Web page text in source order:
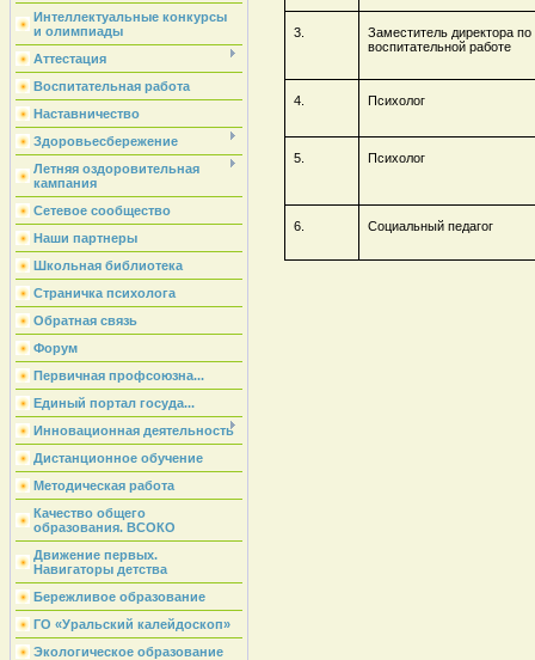
Интеллектуальные конкурсы
и олимпиады
Аттестация
Воспитательная работа
Наставничество
Здоровьесбережение
Летняя оздоровительная
кампания
Сетевое сообщество
Наши партнеры
Школьная библиотека
Страничка психолога
Обратная связь
Форум
Первичная профсоюзна...
Единый портал госуда...
Инновационная деятельность
Дистанционное обучение
Методическая работа
Качество общего
образования. ВСОКО
Движение первых.
Навигаторы детства
Бережливое образование
ГО «Уральский калейдоскоп»
Экологическое образование
3.
Заместитель директора по
воспитательной работе
4. Психолог
5. Психолог
6. Социальный педагог